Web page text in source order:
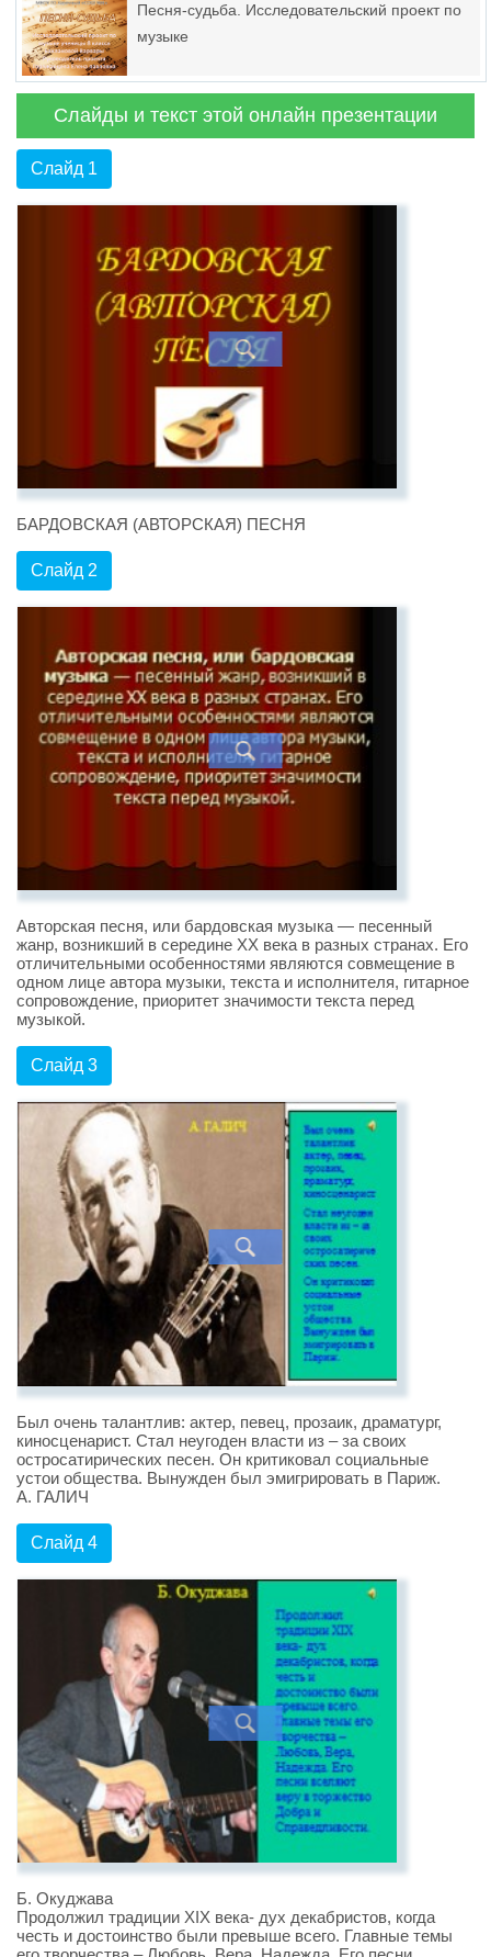
Песня-судьба. Исследовательский проект по
музыке
Слайды и текст этой онлайн презентации
Слайд 1
БАРДОВСКАЯ (АВТОРСКАЯ) ПЕСНЯ
Слайд 2
Авторская песня, или бардовская музыка — песенный
жанр, возникший в середине XX века в разных странах. Его
отличительными особенностями являются совмещение в
одном лице автора музыки, текста и исполнителя, гитарное
сопровождение, приоритет значимости текста перед
музыкой.
Слайд 3
Был очень талантлив: актер, певец, прозаик, драматург,
киносценарист. Стал неугоден власти из – за своих
остросатирических песен. Он критиковал социальные
устои общества. Вынужден был эмигрировать в Париж.
А. ГАЛИЧ
Слайд 4
Б. Окуджава
Продолжил традиции XIX века- дух декабристов, когда
честь и достоинство были превыше всего. Главные темы